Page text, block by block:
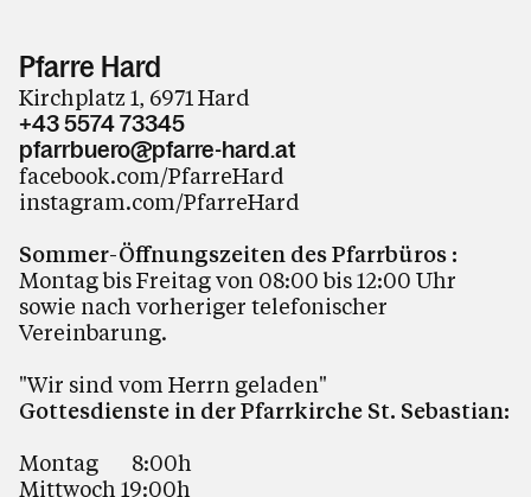
Pfarre Hard
Kirchplatz 1, 6971 Hard
+43 5574 73345
pfarrbuero@pfarre-hard.at
facebook.com/PfarreHard
instagram.com/PfarreHard
Sommer-Öffnungszeiten des Pfarrbüros :
Montag bis Freitag von 08:00 bis 12:00 Uhr
sowie nach vorheriger telefonischer
Vereinbarung.
"Wir sind vom Herrn geladen"
Gottesdienste in der Pfarrkirche St. Sebastian:
Montag 8:00h
Mittwoch 19:00h